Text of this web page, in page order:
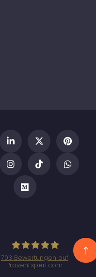
703 Bewertungen auf
ProvenExpert.com